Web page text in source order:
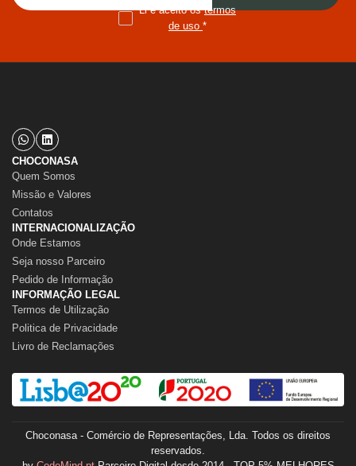
Li e aceito ostermos
de uso *
CHOCONASA
Quem Somos
Missão e Valores
Contatos
INTERNACIONALIZAÇÃO
Onde Estamos
Seja nosso Parceiro
Pedido de Informação
INFORMAÇÃO LEGAL
Termos de Utilização
Politica de Privacidade
Livro de Reclamações
Choconasa - Comércio de Representações, Lda. Todos os direitos
reservados.